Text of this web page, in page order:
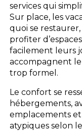
services qui
Sur place, les
quoi se
profiter
facilement leurs
accompagnent
trop formel.
Le confort se
hébergements,
emplacements
atypiques selon